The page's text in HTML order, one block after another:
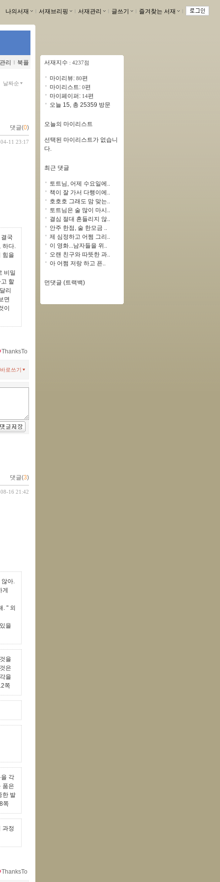
나의서재 서재브리핑 서재관리 글쓰기 즐겨찾는 서재
리 ｌ 북플
날짜순
댓글(0)
11 23:17
국
하다.
힘을
비밀
할
리
면
이
ThanksTo
로쓰기
댓글(3)
16 21:42
않아.
. " 외
을
을
은
을
쪽
각
품은
한 발
쪽
과정
ThanksTo
서재지수 : 4237점
마이리뷰: 80편
마이리스트: 0편
마이페이퍼: 14편
오늘 15, 총 25359 방문
오늘의 마이리스트
선택된 마이리스트가 없습니
다.
최근 댓글
토트님, 어제 수요일에..
책이 잘 가서 다행이에..
호호호 그래도 맘 맞는..
토트님은 술 많이 마시..
결심 절대 흔들리지 않..
안주 한점, 술 한모금 ..
제 심정하고 어쩜 그리..
이 영화...남자들을 위..
오랜 친구와 따뜻한 과..
아 어쩜 저랑 하고 픈..
먼댓글 (트랙백)